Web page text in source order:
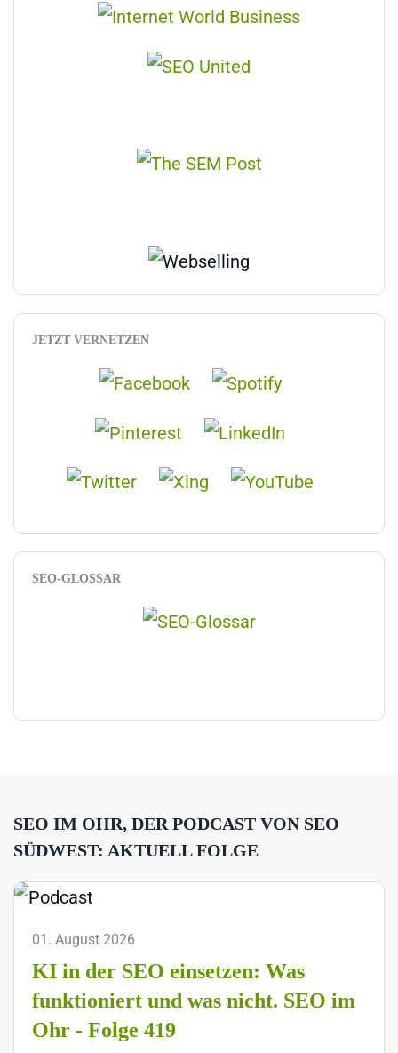
JETZT VERNETZEN
SEO-GLOSSAR
SEO IM OHR, DER PODCAST VON SEO
SÜDWEST: AKTUELL FOLGE
01. August 2026
KI in der SEO einsetzen: Was
funktioniert und was nicht. SEO im
Ohr - Folge 419